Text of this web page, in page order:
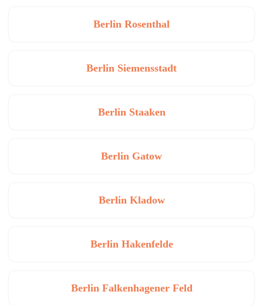
Berlin Rosenthal
Berlin Siemensstadt
Berlin Staaken
Berlin Gatow
Berlin Kladow
Berlin Hakenfelde
Berlin Falkenhagener Feld